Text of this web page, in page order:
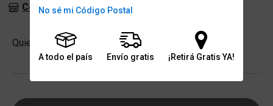
No sé mi Código Postal
A todo el país Envío gratis ¡Retirá Gratis YA!
Consultar stock en sucursales
Quiero -
Cantidad